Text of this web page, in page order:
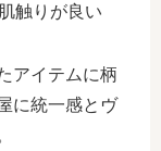
触りが良い
アイテムに柄
に統一感とヴ